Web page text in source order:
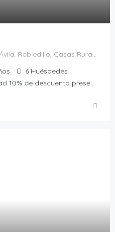
Calle la Plaza 6, Robledillo, Ávila, Robledillo, Casas Rurales en Ávila, España
6 Huéspedes
la Tarjeta Amiga. No acumulable a otras ofertas